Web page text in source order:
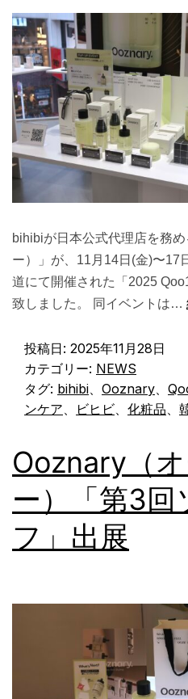
bihibiが日本公式代理店を務
ー）」が、11月14日(金)〜17
道にて開催された「2025
致しました。 同イベントは…
投稿日: 2025年11月28日
カテゴリー: NEWS
タグ: bihibi Ooznary
ンケア
ビヒビ 化粧品
Ooznary（
ー）「第3回
フ」出展